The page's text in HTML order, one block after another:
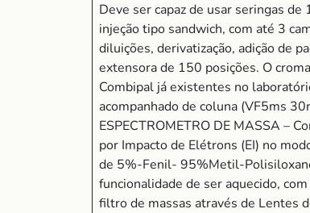
Deve ser capaz de usar seringas
injeção tipo sandwich, com até 3
diluições, derivatização, adição de
extensora de 150 posições. O
Combipal já existentes no
acompanhado de coluna (VF5ms
ESPECTROMETRO DE MASSA –
por Impacto de Elétrons (EI) no
de 5%-Fenil- 95%Metil-
funcionalidade de ser aquecido,
filtro de massas através de Lentes